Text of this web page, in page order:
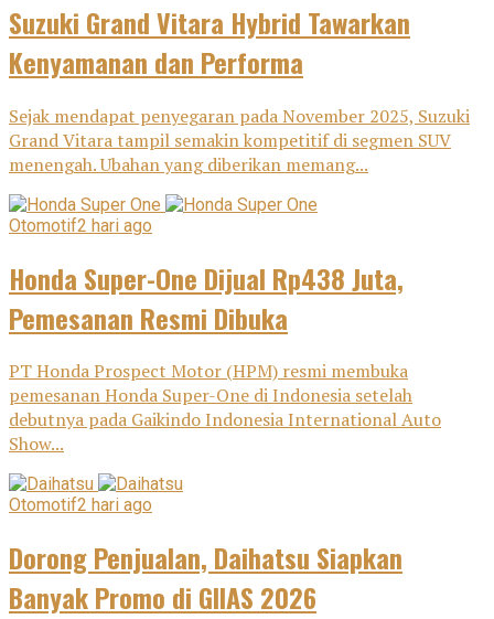
Suzuki Grand Vitara Hybrid Tawarkan
Kenyamanan dan Performa
Sejak mendapat penyegaran pada November 2025, Suzuki
Grand Vitara tampil semakin kompetitif di segmen SUV
menengah. Ubahan yang diberikan memang...
Otomotif2 hari ago
Honda Super-One Dijual Rp438 Juta,
Pemesanan Resmi Dibuka
PT Honda Prospect Motor (HPM) resmi membuka
pemesanan Honda Super-One di Indonesia setelah
debutnya pada Gaikindo Indonesia International Auto
Show...
Otomotif2 hari ago
Dorong Penjualan, Daihatsu Siapkan
Banyak Promo di GIIAS 2026